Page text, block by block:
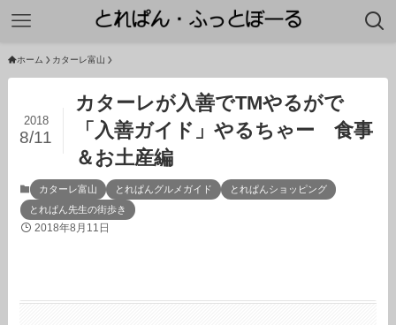
ホーム カターレ富山
カターレが入善でTMやるがで
「入善ガイド」やるちゃー 食事
＆お土産編
2018
8/11
カターレ富山 とれぱんグルメガイド
とれぱんショッピング
とれぱん先生の街歩き
2018年8月11日